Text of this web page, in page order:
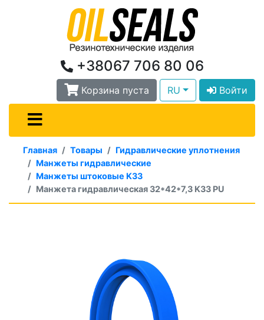
+38067 706 80 06
Корзина пуста RU Войти
Главная Товары
Гидравлические уплотнения
Манжеты гидравлические
Манжеты штоковые K33
Манжета гидравлическая 32*42*7,3 K33 PU